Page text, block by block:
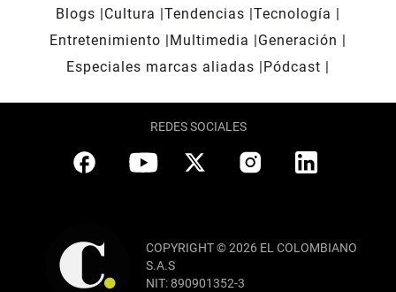
Blogs
Cultura Tendencias Tecnología
Entretenimiento
Multimedia
Generación
Especiales marcas aliadas
Pódcast
REDES SOCIALES
COPYRIGHT © 2026 EL COLOMBIANO
S.A.S
NIT: 890901352-3